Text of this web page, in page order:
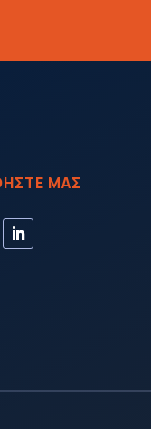
ΜΑΣ